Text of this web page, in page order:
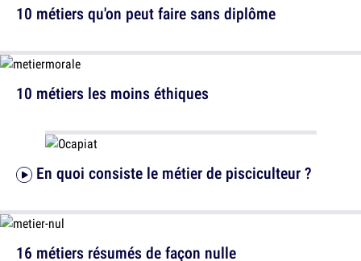
10 métiers qu'on peut faire sans diplôme
En quoi consiste le métier de pisciculteur ?
10 métiers les moins éthiques
16 métiers résumés de façon nulle